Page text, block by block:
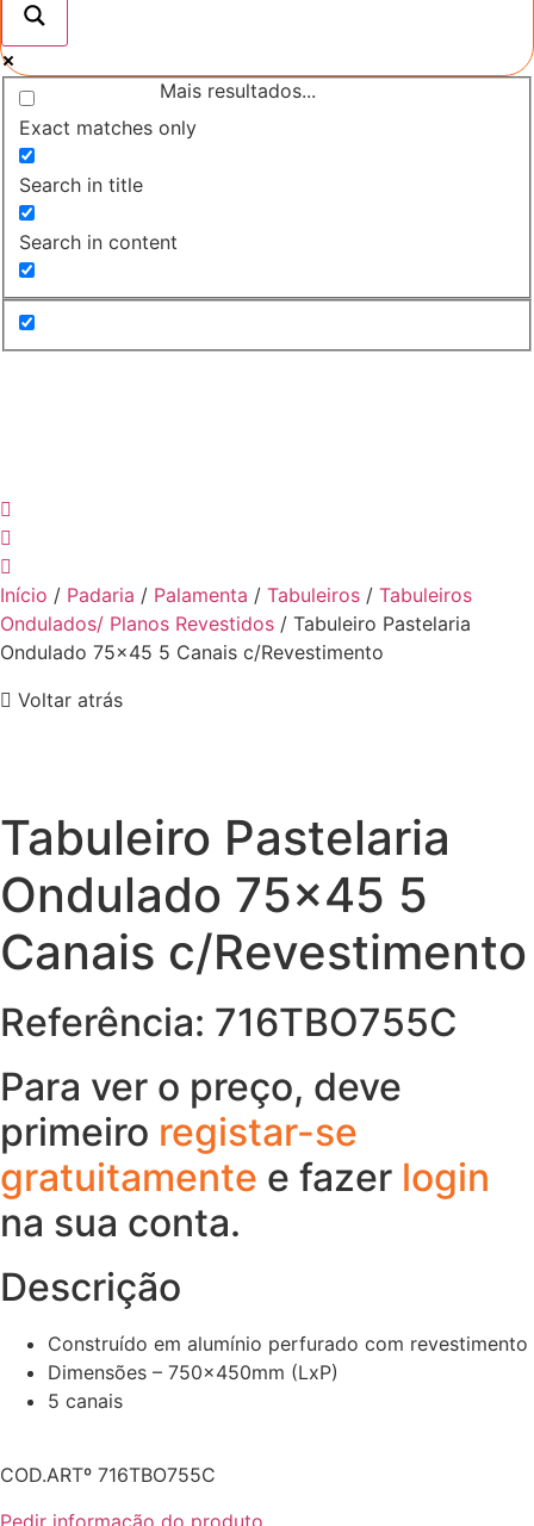
Mais resultados...
Exact matches only
Search in title
Search in content
Início / Padaria / Palamenta / Tabuleiros / Tabuleiros
Ondulados/ Planos Revestidos / Tabuleiro Pastelaria
Ondulado 75×45 5 Canais c/Revestimento
Voltar atrás
Tabuleiro Pastelaria
Ondulado 75×45 5
Canais c/Revestimento
Referência: 716TBO755C
Para ver o preço, deve
primeiro registar-se
gratuitamente e fazer login
na sua conta.
Descrição
Construído em alumínio perfurado com revestimento
Dimensões – 750x450mm (LxP)
5 canais
COD.ARTº 716TBO755C
Pedir informação do produto